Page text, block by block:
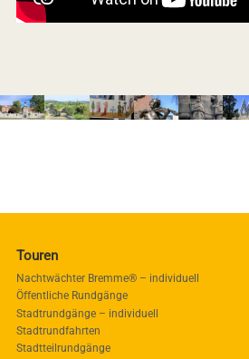
Touren
Nachtwächter Bremme® – individuell
Öffentliche Rundgänge
Stadtrundgänge – individuell
Stadtrundfahrten
Stadtteilrundgänge